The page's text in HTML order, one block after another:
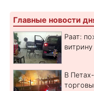
Главные новости
Раат:
В